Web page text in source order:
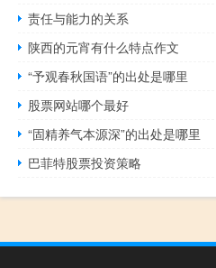
责任与能力的关系
陕西的元宵有什么特点作文
“予观春秋国语”的出处是哪里
股票网站哪个最好
“固精养气本源深”的出处是哪里
巴菲特股票投资策略